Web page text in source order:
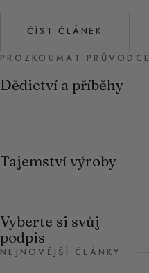
ČÍST ČLÁNEK
PROZKOUMAT PRŮVODCE
Dědictví a příběhy
Tajemství výroby
Vyberte si svůj
podpis
NEJNOVĚJŠÍ ČLÁNKY